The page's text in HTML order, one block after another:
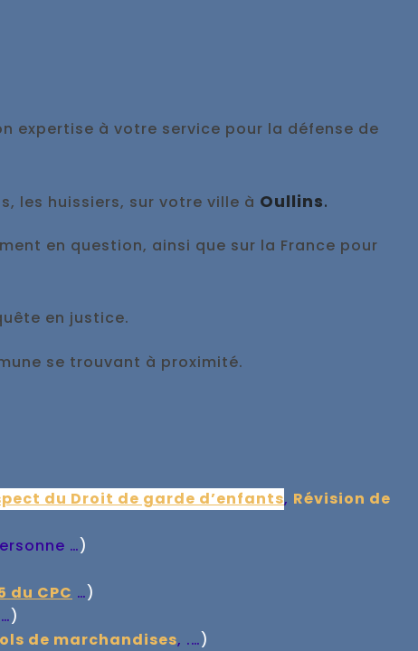
expertise à votre service pour la défense de
les huissiers, sur votre ville à Oullins.
en question, ainsi que sur la France pour
en justice.
se trouvant à proximité.
du Droit de garde d’enfants, Révision de
…)
du CPC …)
…)
de marchandises, .…)